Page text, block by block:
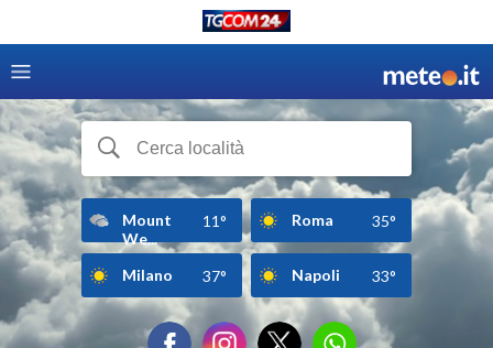
Mount
We...
11° Roma 35°
Milano 37° Napoli 33°